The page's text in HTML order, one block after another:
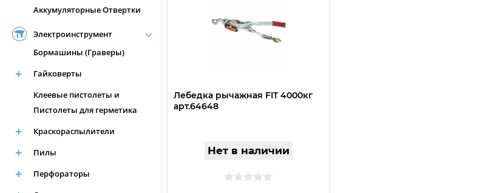
Аккумуляторные Отвертки
Электроинструмент
Бормашины (Граверы)
Гайковерты
Клеевые пистолеты и
Пистолеты для герметика
Краскораспылители
Пилы
Перфораторы
Лебедка рычажная FIT 4000кг
арт.64648
Нет в наличии